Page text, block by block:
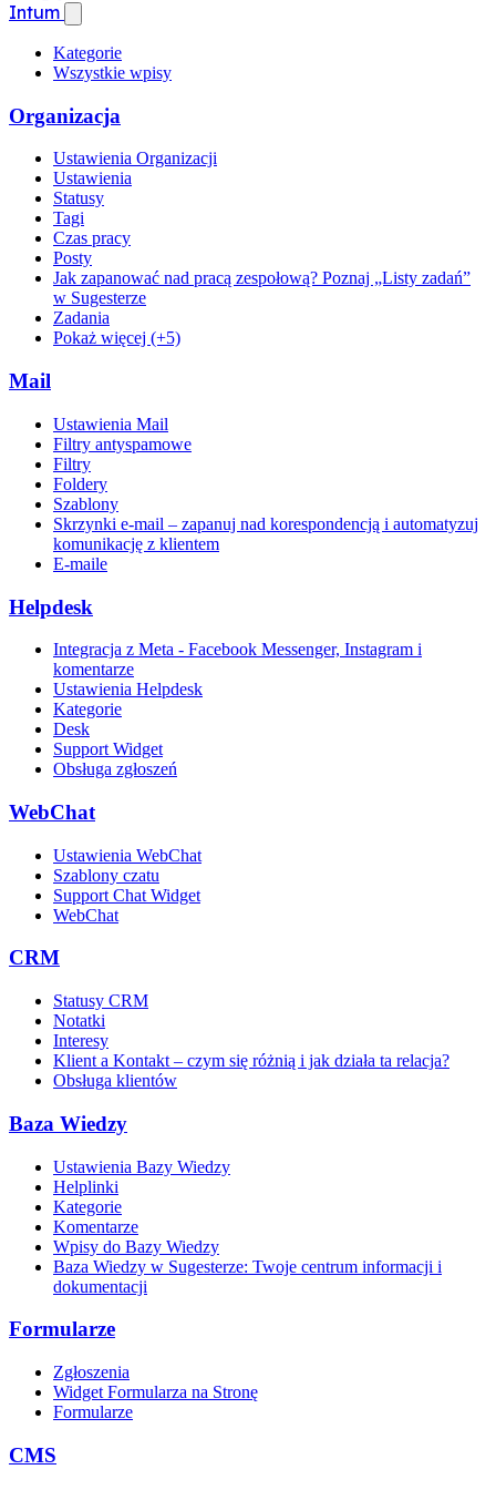
Intum
Kategorie
Wszystkie wpisy
Organizacja
Ustawienia Organizacji
Ustawienia
Statusy
Tagi
Czas pracy
Posty
Jak zapanować nad pracą zespołową? Poznaj „Listy zadań”
w Sugesterze
Zadania
Pokaż więcej (+5)
Mail
Ustawienia Mail
Filtry antyspamowe
Filtry
Foldery
Szablony
Skrzynki e-mail – zapanuj nad korespondencją i automatyzuj
komunikację z klientem
E-maile
Helpdesk
Integracja z Meta - Facebook Messenger, Instagram i
komentarze
Ustawienia Helpdesk
Kategorie
Desk
Support Widget
Obsługa zgłoszeń
WebChat
Ustawienia WebChat
Szablony czatu
Support Chat Widget
WebChat
CRM
Statusy CRM
Notatki
Interesy
Klient a Kontakt – czym się różnią i jak działa ta relacja?
Obsługa klientów
Baza Wiedzy
Ustawienia Bazy Wiedzy
Helplinki
Kategorie
Komentarze
Wpisy do Bazy Wiedzy
Baza Wiedzy w Sugesterze: Twoje centrum informacji i
dokumentacji
Formularze
Zgłoszenia
Widget Formularza na Stronę
Formularze
CMS